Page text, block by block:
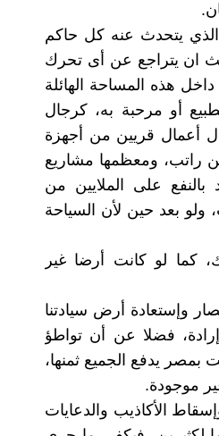
الذي يتحدث عنه كل حاكم
ان يتراجع عن أى تحرك
هذه المساحة الهائلة
أو مرحبة به، كرجال
أعمال قريين من أجهزة
راتب، ومعظمها مشاريع
بالنفع على الملايين من
بعد حين لأن السياحة
لو كانت أرضا غير
وإستعادة أرض سيادتنا
فضلا عن أن تواطؤ
بمصر يدفع الجميع ثمنها،
موجودة.
الأكاذيب والدعايات